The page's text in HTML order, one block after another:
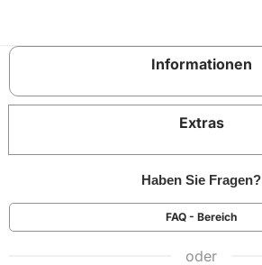
Informationen
Extras
Haben Sie Fragen?
FAQ - Bereich
oder